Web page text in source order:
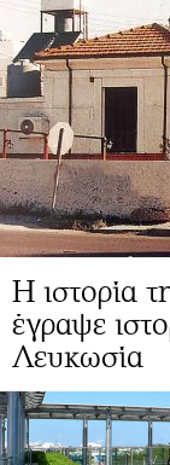
Η ιστορία
έγραψε
Λευκωσία